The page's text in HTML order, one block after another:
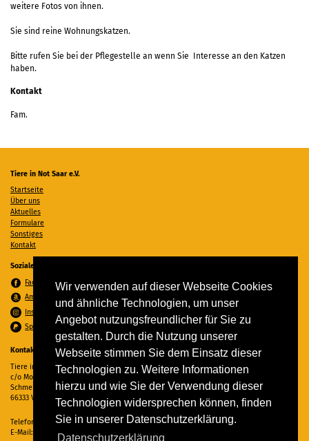
Wir verwenden auf dieser Webseite Cookies
und ähnliche Technologien, um unser
Angebot nutzungsfreundlicher für Sie zu
gestalten. Durch die Nutzung unserer
Webseite stimmen Sie dem Einsatz dieser
Technologien zu. Weitere Informationen
hierzu und wie Sie der Verwendung dieser
Technologien widersprechen können, finden
Sie in unserer Datenschutzerklärung.
Datenschutzerklärung
weitere Fotos von ihnen.
Sie sind reine Wohnungskatzen.
Bitte rufen Sie bei der Pflegestelle an wenn Sie Interesse an den Katzen
haben.
Kontakt
Fam.
Tiere in Not Saar e.V.
Startseite
Über uns
Aktuelles
Formulare
Sonstiges
Kontakt
Soziale Medien
Facebook
Amazon Wunschzettel
Instagram
Spenden per PayPal
Kontakt
Tiere in Not Saar e.V.
c/o Monika Ewen
Schmelzer Straße 22
66333 Völklingen
Telefon:
06898 294862
E-Mail:
info@tiere-in-not-saar.de